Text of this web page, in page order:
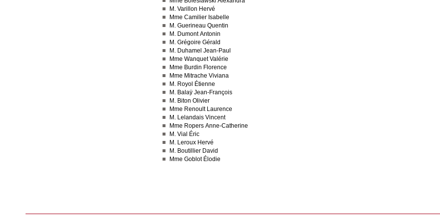
M. Varillon Hervé
Mme Camilier Isabelle
M. Guerineau Quentin
M. Dumont Antonin
M. Grégoire Gérald
M. Duhamel Jean-Paul
Mme Wanquet Valérie
Mme Burdin Florence
Mme Mitrache Viviana
M. Royol Étienne
M. Balaÿ Jean-François
M. Biton Olivier
Mme Renoult Laurence
M. Lelandais Vincent
Mme Ropers Anne-Catherine
M. Vial Éric
M. Leroux Hervé
M. Boutillier David
Mme Goblot Élodie